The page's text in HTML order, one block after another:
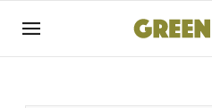
Aanmelden